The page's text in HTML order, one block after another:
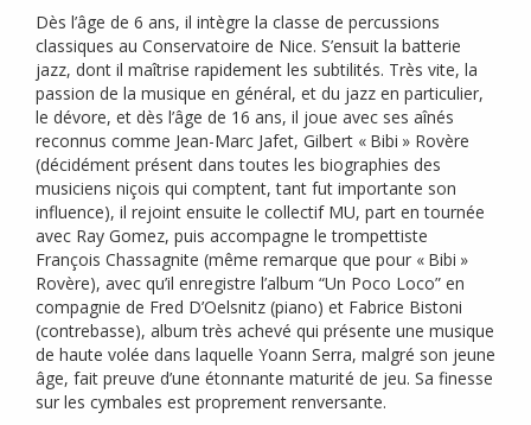
Dès l’âge de 6 ans, il intègre la classe de percussions
classiques au Conservatoire de Nice. S’ensuit la batterie
jazz, dont il maîtrise rapidement les subtilités. Très vite, la
passion de la musique en général, et du jazz en particulier,
le dévore, et dès l’âge de 16 ans, il joue avec ses aînés
reconnus comme Jean-Marc Jafet, Gilbert « Bibi » Rovère
(décidément présent dans toutes les biographies des
musiciens niçois qui comptent, tant fut importante son
influence), il rejoint ensuite le collectif MU, part en tournée
avec Ray Gomez, puis accompagne le trompettiste
François Chassagnite (même remarque que pour « Bibi »
Rovère), avec qu’il enregistre l’album “Un Poco Loco” en
compagnie de Fred D’Oelsnitz (piano) et Fabrice Bistoni
(contrebasse), album très achevé qui présente une musique
de haute volée dans laquelle Yoann Serra, malgré son jeune
âge, fait preuve d’une étonnante maturité de jeu. Sa finesse
sur les cymbales est proprement renversante.